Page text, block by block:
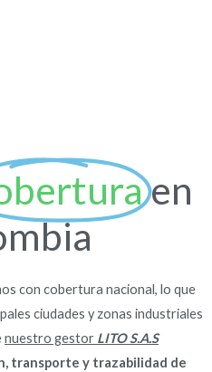
en
con cobertura nacional, lo que
ciudades y zonas industriales
nuestro gestor LITO S.A.S
transporte y trazabilidad de